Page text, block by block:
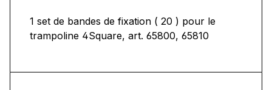
1 set de bandes de fixation ( 20 ) pour le
trampoline 4Square, art. 65800, 65810